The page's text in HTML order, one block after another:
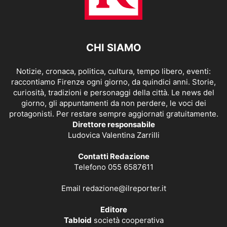
CHI SIAMO
Notizie, cronaca, politica, cultura, tempo libero, eventi:
raccontiamo Firenze ogni giorno, da quindici anni. Storie,
curiosità, tradizioni e personaggi della città. Le news del
giorno, gli appuntamenti da non perdere, le voci dei
protagonisti. Per restare sempre aggiornati gratuitamente.
Direttore responsabile
Ludovica Valentina Zarrilli
Contatti Redazione
Telefono 055 6587611
Email redazione@ilreporter.it
Editore
Tabloid società cooperativa